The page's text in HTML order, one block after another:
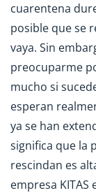
cuarentena
posible que se
vaya. Sin
preocuparme
mucho si
esperan
ya se han
significa que la
rescindan es
empresa